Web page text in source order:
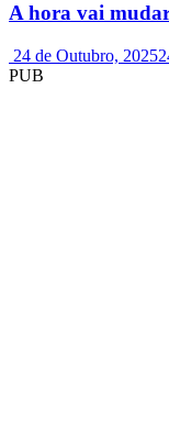
A hora vai
24 de Outubro, 2025
PUB